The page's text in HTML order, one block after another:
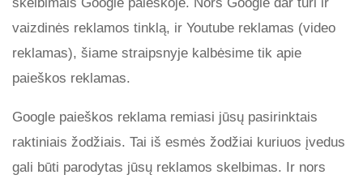
skelbimais Google paieškoje. Nors Google dar turi ir
vaizdinės reklamos tinklą, ir Youtube reklamas (video
reklamas), šiame straipsnyje kalbėsime tik apie
paieškos reklamas.
Google paieškos reklama remiasi jūsų pasirinktais
raktiniais žodžiais. Tai iš esmės žodžiai kuriuos įvedus
gali būti parodytas jūsų reklamos skelbimas. Ir nors